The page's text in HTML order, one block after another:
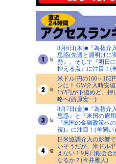
8月6日(木)■『為替介
思惑(先週と週明けに
勢』、そして『明日
控える点』に注目！(
米ドル/円の160～162
ンに！ GW介入時安
152円が下値めど、
略へ(西原宏一)
8月7日(金)■『為替介
思惑』と『米国の雇
『米国の金融政策へ
視)』に注目！(羊飼い)
日米協調介入の影響
いそうだが、米ドル/
えない！9月日銀会合
なるか？(今井雅人)